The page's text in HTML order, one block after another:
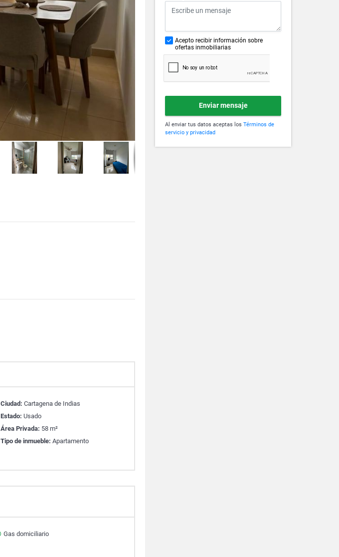
Ciudad: Cartagena de Indias
Estado: Usado
Área Privada: 58 m²
Tipo de inmueble: Apartamento
Gas domiciliario
Acepto recibir información sobre
ofertas inmobiliarias
Enviar mensaje
Al enviar tus datos aceptas los Términos de
servicio y privacidad